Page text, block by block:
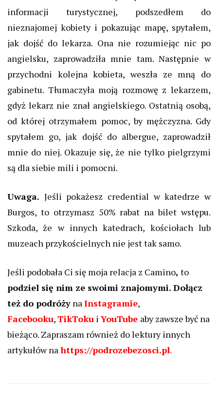
informacji turystycznej, podszedłem do
nieznajomej kobiety i pokazując mapę, spytałem,
jak dojść do lekarza. Ona nie rozumiejąc nic po
angielsku, zaprowadziła mnie tam. Następnie w
przychodni kolejna kobieta, weszła ze mną do
gabinetu. Tłumaczyła moją rozmowę z lekarzem,
gdyż lekarz nie znał angielskiego. Ostatnią osobą,
od której otrzymałem pomoc, by mężczyzna. Gdy
spytałem go, jak dojść do albergue, zaprowadził
mnie do niej. Okazuje się, że nie tylko pielgrzymi
są dla siebie mili i pomocni.
Uwaga. Jeśli pokażesz credential w katedrze w
Burgos, to otrzymasz 50% rabat na bilet wstępu.
Szkoda, że w innych katedrach, kościołach lub
muzeach przykościelnych nie jest tak samo.
Jeśli podobała Ci się moja relacja z Camino, to
podziel się nim ze swoimi znajomymi. Dołącz
też do podróży naInstagramie,
Facebooku,TikToku i YouTube aby zawsze być na
bieżąco. Zapraszam również do lektury innych
artykułów nahttps://podrozebezosci.pl.